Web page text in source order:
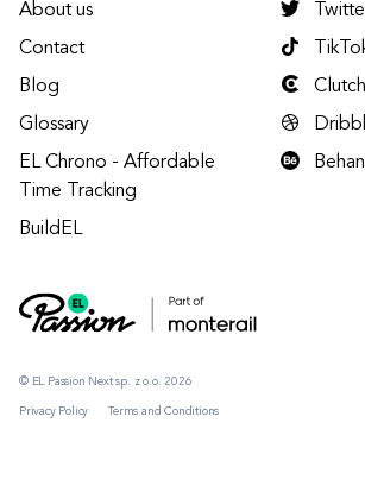
© EL Passion Next sp. z o.o. 2026
Privacy Policy Terms and Conditions
About us
Contact
Blog
Glossary
EL Chrono - Affordable
Time Tracking
BuildEL
Clutch